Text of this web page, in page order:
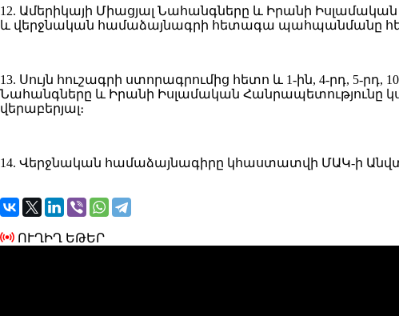
12. Ամերիկայի Միացյալ Նահանգները և Իրանի
և վերջնական համաձայնագրի հետագա պահպանմանը
13. Սույն հուշագրի ստորագրումից հետո և 1-ին, 4-րդ, 5-
Նահանգները և Իրանի Իսլամական Հանրապետությունը
վերաբերյալ։
14. Վերջնական համաձայնագիրը կհաստատվի ՄԱԿ-ի
ՈՒՂԻՂ ԵԹԵՐ